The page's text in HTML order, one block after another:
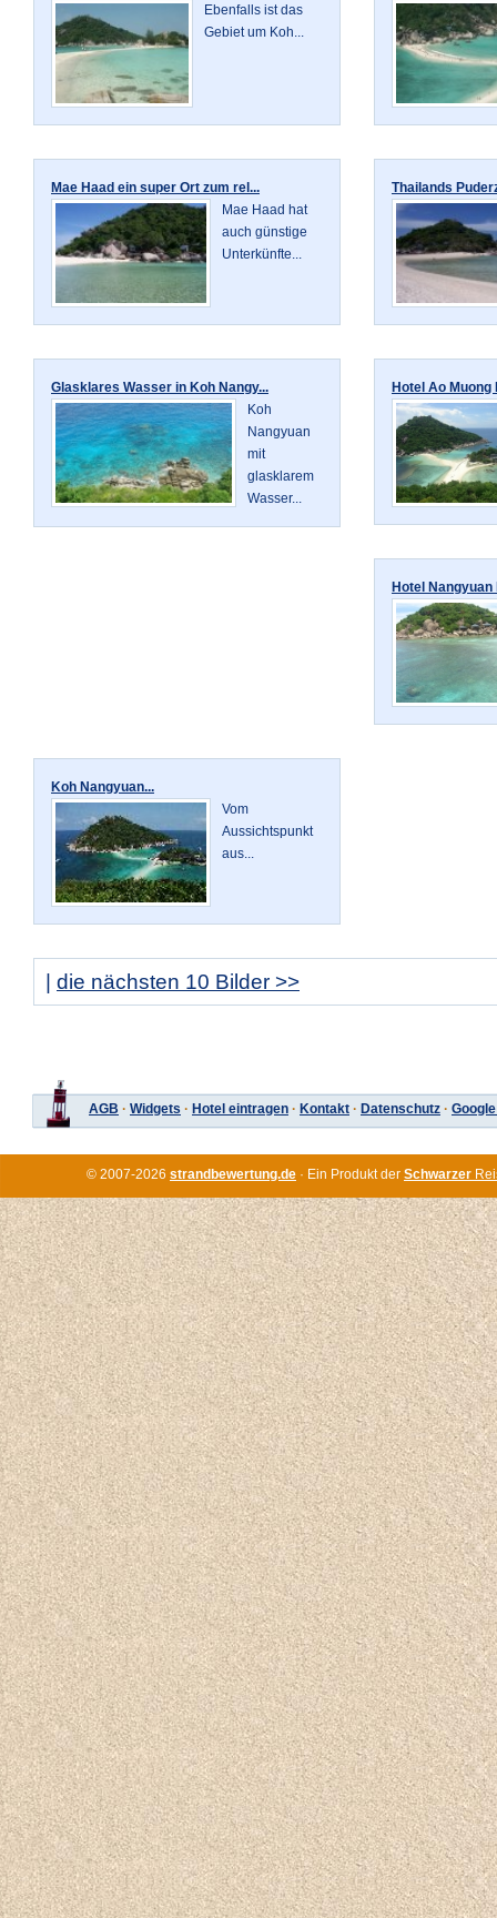
Ebenfalls ist das
Gebiet um Koh...
Mae Haad ein super Ort zum rel...
Mae Haad hat
auch günstige
Unterkünfte...
Thailands
Glasklares Wasser in Koh Nangy...
Koh
Nangyuan
mit
glasklarem
Wasser...
Hotel Ao
Hotel
Koh Nangyuan...
Vom
Aussichtspunkt
aus...
die nächsten 10 Bilder >>
AGB · Widgets · Hotel eintragen · Kontakt · Datenschutz ·
© 2007-2026 strandbewertung.de · Ein Produkt der Schwarzer